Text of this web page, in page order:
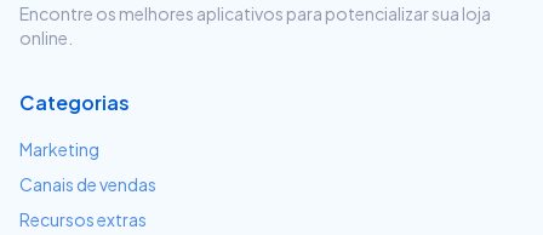
Encontre os melhores aplicativos para potencializar sua loja
online.
Categorias
Marketing
Canais de vendas
Recursos extras